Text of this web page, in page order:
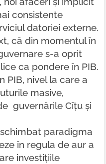
consistente
datoriei externe.
că din momentul în
s-a oprit
ca pondere în PIB.
PIB, nivel la care a
masive,
guvernările Cîțu și
paradigma
în regula de aur a
investițiile